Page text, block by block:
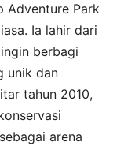
Adventure Park
Ia lahir dari
berbagi
unik dan
tahun 2010,
arena